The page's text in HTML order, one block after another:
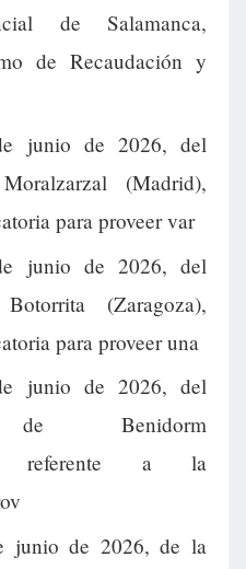
de Salamanca,
de Recaudación y
junio de 2026, del
(Madrid),
para proveer var
junio de 2026, del
(Zaragoza),
para proveer una
junio de 2026, del
de Benidorm
referente a la
junio de 2026, de la